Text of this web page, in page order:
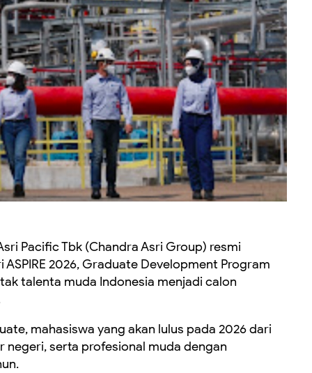
Pacific Tbk (Chandra Asri Group) resmi
2026, Graduate Development Program
talenta muda Indonesia menjadi calon
mahasiswa yang akan lulus pada 2026 dari
serta profesional muda dengan